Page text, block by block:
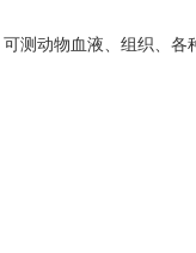
可测动物血液、组织、